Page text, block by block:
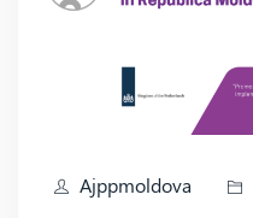
Ajppmoldova